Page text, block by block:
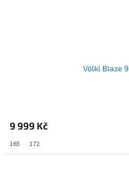
Völkl Blaze
9 999 Kč
165 172